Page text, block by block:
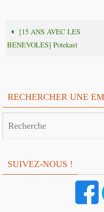
[15 ANS AVEC LES
BENEVOLES] Potekast
RECHERCHER UNE
SUIVEZ-NOUS !